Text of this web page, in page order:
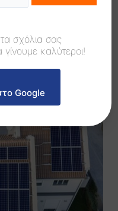
σχόλια σας
καλύτεροι!
Google